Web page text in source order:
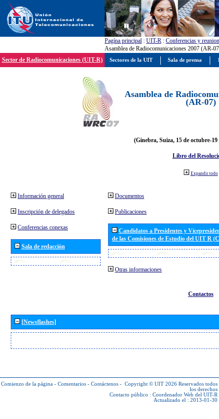
Pagína principal : UIT-R : Conferencias y
Asamblea de Radiocomunicaciones 2007 (AR-
Sector de Radiocomunicaciones (UIT-R)
Asamblea de
(AR-07)
(Ginebra, Suiza, 15 de octubre-19
Libro del
Expandir todo
Información general
Inscripción de delegados
Conferencias conexas
Sala de redacción
Documentos
Publicaciones
Candidatos a Presidentes y
de las Comisiones de Estudio del UIT R
Otras informaciones
Contactos
[Newsflashes]
Comienzo de la página - Comentarios - Contáctenos - Copyright © UIT 2026 Reservados todos
los derechos
Contacto público : Coordenador Web del UIT-R
Actualizado el : 2013-01-30
Sectores de la UIT Sala de prensa